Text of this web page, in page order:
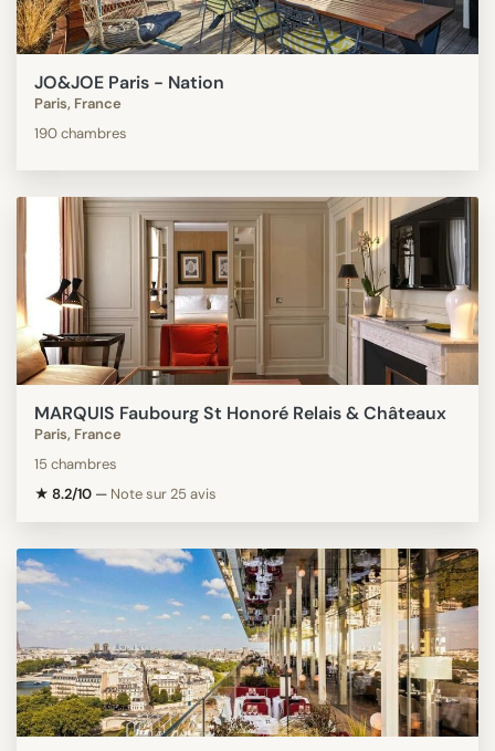
JO&JOE Paris - Nation
Paris, France
190 chambres
MARQUIS Faubourg St Honoré Relais & Châteaux
Paris, France
15 chambres
★ 8.2/10 — Note sur 25 avis